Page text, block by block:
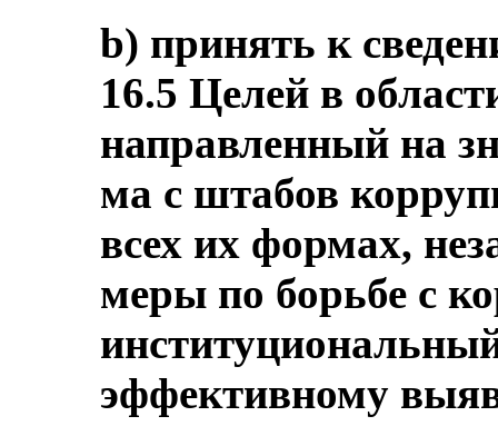
b) принять к
16.5 Целей в
направленный на
ма с штабов
всех их формах,
меры по борьбе с
эффективному